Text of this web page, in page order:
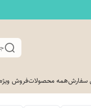
سفارشهمه محصولاتفروش ویژه